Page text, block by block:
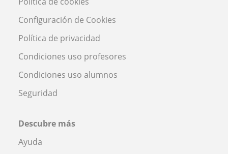
Configuración de Cookies
Política de privacidad
Condiciones uso profesores
Condiciones uso alumnos
Seguridad
Descubre más
Ayuda